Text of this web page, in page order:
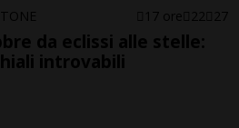
17 ore 22 27
da eclissi alle stelle:
introvabili